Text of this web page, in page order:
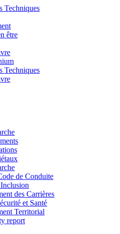
Techniques
être
Techniques
de Conduite
des Carrières
et Santé
Territorial
report